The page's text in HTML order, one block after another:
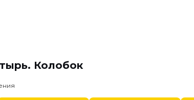
Колобок